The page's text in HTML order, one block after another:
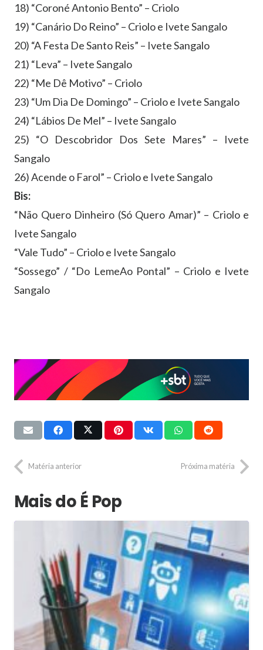
18) “Coroné Antonio Bento” – Criolo
19) “Canário Do Reino” – Criolo e Ivete Sangalo
20) “A Festa De Santo Reis” – Ivete Sangalo
21) “Leva” – Ivete Sangalo
22) “Me Dê Motivo” – Criolo
23) “Um Dia De Domingo” – Criolo e Ivete Sangalo
24) “Lábios De Mel” – Ivete Sangalo
25) “O Descobridor Dos Sete Mares” – Ivete
Sangalo
26) Acende o Farol” – Criolo e Ivete Sangalo
Bis:
“Não Quero Dinheiro (Só Quero Amar)” – Criolo e
Ivete Sangalo
“Vale Tudo” – Criolo e Ivete Sangalo
“Sossego” / “Do LemeAo Pontal” – Criolo e Ivete
Sangalo
Matéria anterior Próxima matéria
Mais do É Pop